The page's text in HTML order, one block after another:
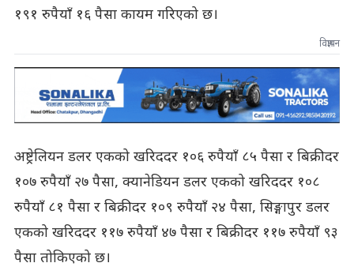
१९१ रुपैयाँ १६ पैसा कायम गरिएको छ।
विज्ञापन
अष्ट्रेलियन डलर एकको खरिददर १०६ रुपैयाँ ८५ पैसा र बिक्रीदर
१०७ रुपैयाँ २७ पैसा, क्यानेडियन डलर एकको खरिददर १०८
रुपैयाँ ८१ पैसा र बिक्रीदर १०९ रुपैयाँ २४ पैसा, सिङ्गापुर डलर
एकको खरिददर ११७ रुपैयाँ ४७ पैसा र बिक्रीदर ११७ रुपैयाँ ९३
पैसा तोकिएको छ।